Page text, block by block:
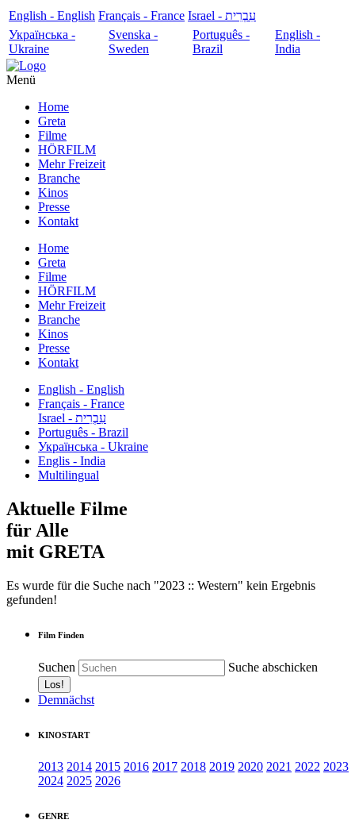
English - English Français - France
עִבְרִית - Israel
Українська -
Ukraine
Svenska -
Sweden
Português -
Brazil
English -
India
Menü
Home
Greta
Filme
HÖRFILM
Mehr Freizeit
Branche
Kinos
Presse
Kontakt
Home
Greta
Filme
HÖRFILM
Mehr Freizeit
Branche
Kinos
Presse
Kontakt
English - English
Français - France
עִבְרִית - Israel
Português - Brazil
Українська - Ukraine
Englis - India
Multilingual
Aktuelle Filme
für Alle
mit GRETA
Es wurde für die Suche nach "2023 :: Western" kein Ergebnis
gefunden!
Film Finden
Suchen Suche abschicken
Demnächst
KINOSTART
2013 2014 2015 2016 2017 2018 2019 2020 2021 2022 2023
2024 2025 2026
GENRE